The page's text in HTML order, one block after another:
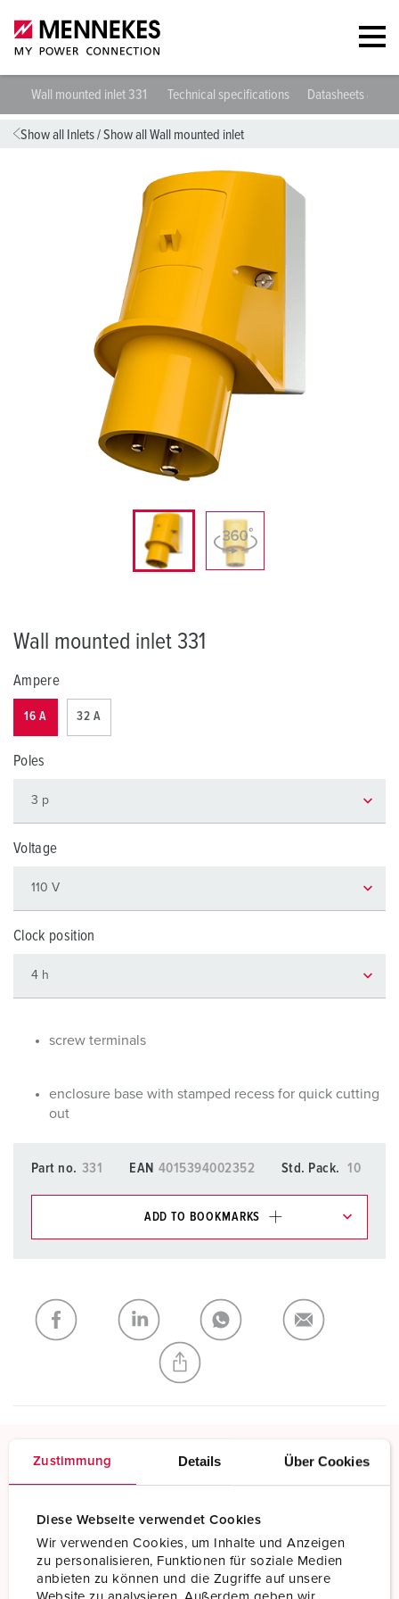
Zustimmung Details Über Cookies
Diese Webseite verwendet Cookies
Wir verwenden Cookies, um Inhalte und Anzeigen
zu personalisieren, Funktionen für soziale Medien
anbieten zu können und die Zugriffe auf unsere
Wall mounted inlet 331 Technical specifications Datasheets &
Show all Inlets/Show all Wall mounted inlet
Wall mounted inlet 331
Ampere
16 A 32 A
Poles
Voltage
Clock position
screw terminals
enclosure base with stamped recess for quick cutting
out
Part no. 331 EAN 4015394002352 Std. Pack. 10
ADD TO BOOKMARKS
My list ADD
CREATE A NEW LIST
Read more